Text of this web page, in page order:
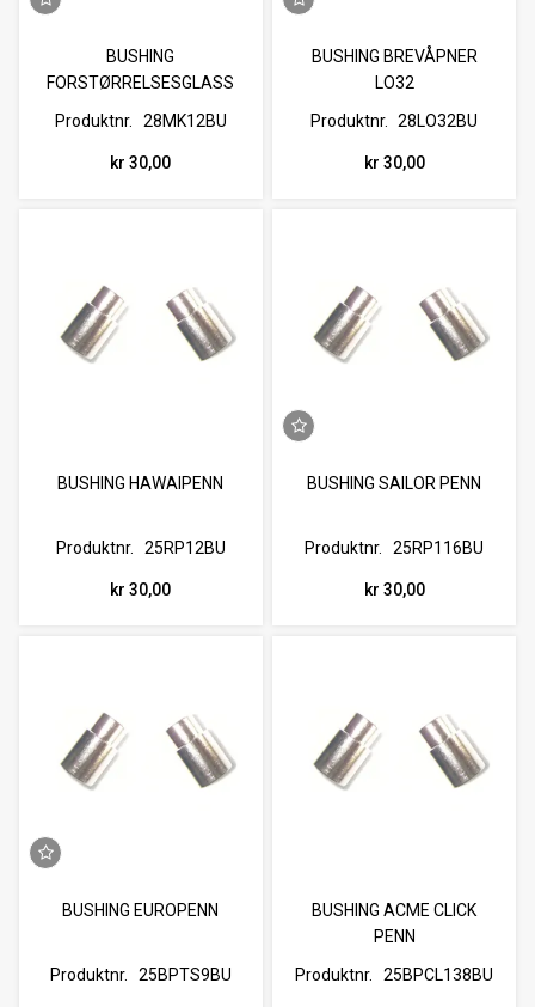
BUSHING
FORSTØRRELSESGLASS
Produktnr. 28MK12BU
kr 30,00
BUSHING BREVÅPNER
LO32
Produktnr.
28LO32BU
kr 30,00
BUSHING HAWAIPENN
Produktnr. 25RP12BU
kr 30,00
BUSHING SAILOR PENN
Produktnr. 25RP116BU
kr 30,00
BUSHING EUROPENN
Produktnr. 25BPTS9BU
BUSHING ACME CLICK
PENN
Produktnr.
25BPCL138BU